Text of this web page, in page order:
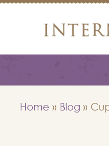
Home » Blog »